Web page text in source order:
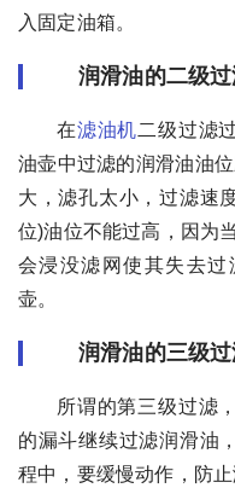
入固定油箱。
润滑油的二级过
在滤油机二级过滤
油壶中过滤的润滑油油
大，滤孔太小，过滤速
位)油位不能过高，因为
会浸没滤网使其失去
壶。
润滑油的三级过
所谓的第三级过滤
的漏斗继续过滤润滑油
程中，要缓慢动作，防